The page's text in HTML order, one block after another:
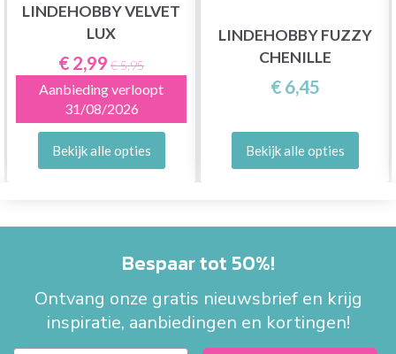
LINDEHOBBY VELVET
LUX
€ 2,99 € 5,95
Aanbieding verloopt
31/08/2026
Bekijk alle opties
LINDEHOBBY FUZZY
CHENILLE
€ 6,45
Bekijk alle opties
Bespaar tot 50%!
Ontvang onze gratis nieuwsbrief en krijg
inspiratie, aanbiedingen en kortingen!